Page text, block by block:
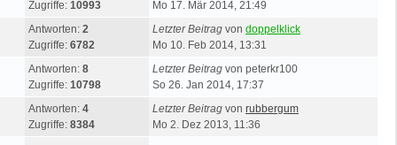
Zugriffe: 10993
Mo 17. Mär 2014, 21:49
Antworten: 2
Zugriffe: 6782
Letzter Beitrag von doppelklick
Mo 10. Feb 2014, 13:31
Antworten: 8
Zugriffe: 10798
Letzter Beitrag von peterkr100
So 26. Jan 2014, 17:37
Antworten: 4
Zugriffe: 8384
Letzter Beitrag von rubbergum
Mo 2. Dez 2013, 11:36